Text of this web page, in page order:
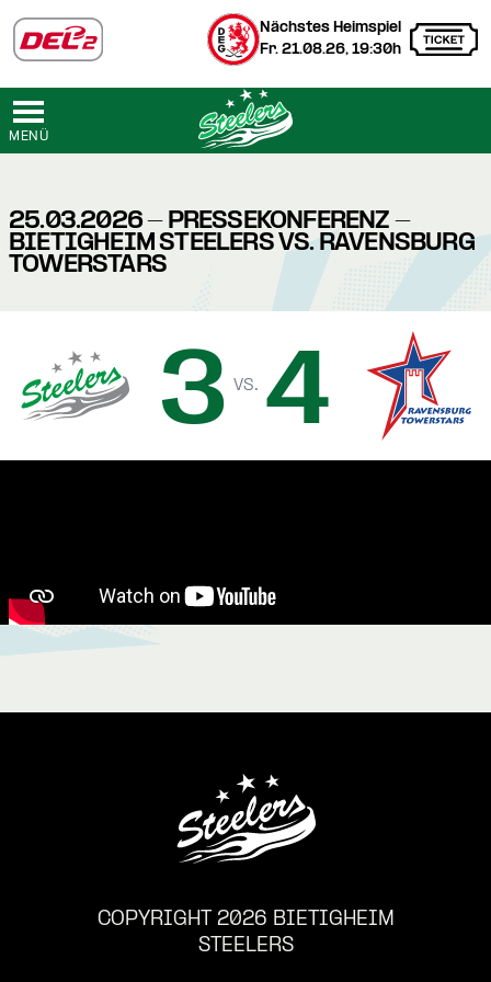
Nächstes Heimspiel
Fr. 21.08.26, 19:30h
MENÜ
25.03.2026 - PRESSEKONFERENZ -
BIETIGHEIM STEELERS VS. RAVENSBURG
TOWERSTARS
3 vs. 4
COPYRIGHT 2026 BIETIGHEIM
STEELERS